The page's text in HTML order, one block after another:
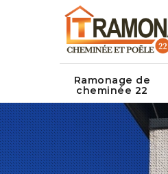
Ramonage de
cheminée 22